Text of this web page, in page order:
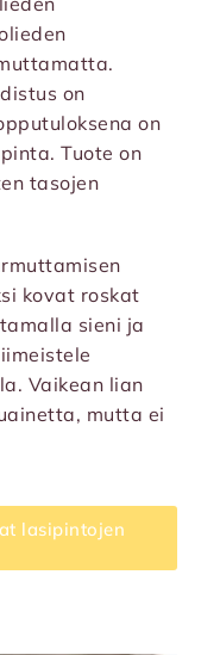
on
on
Tuote on
tasojen
kovat roskat
sieni ja
Vaikean lian
mutta ei
lasipintojen